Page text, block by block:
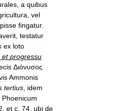
a quibus
vel
fingatur.
testatur
ex loto
et progressu
Διόνυσος
Ammonis
tertius idem
Phoenicum
et c 74 ubi de